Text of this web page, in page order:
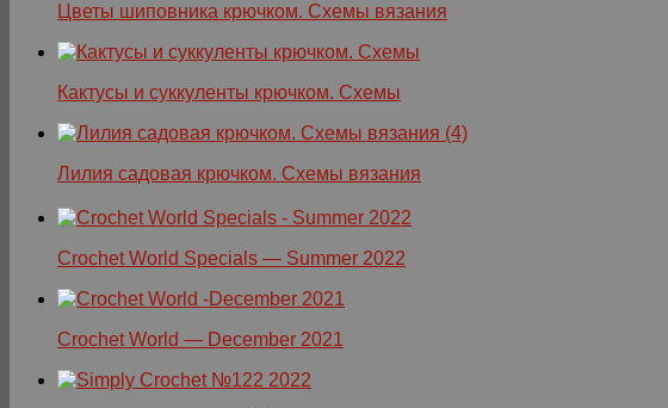
Цветы шиповника крючком. Схемы вязания
Кактусы и суккуленты крючком. Схемы
Лилия садовая крючком. Схемы вязания
Crochet World Specials — Summer 2022
Crochet World — December 2021